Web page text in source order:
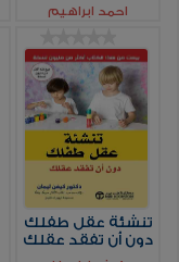
احمد ابراهيم
تنشئة عقل طفلك
دون أن تفقد عقلك